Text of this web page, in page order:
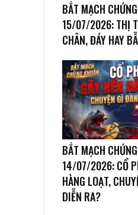
BẮT MẠCH
15/07/2026: THỊ
CHÂN, ĐÁY HAY
BẮT MẠCH
14/07/2026: CỔ
HÀNG LOẠT,
DIỄN RA?